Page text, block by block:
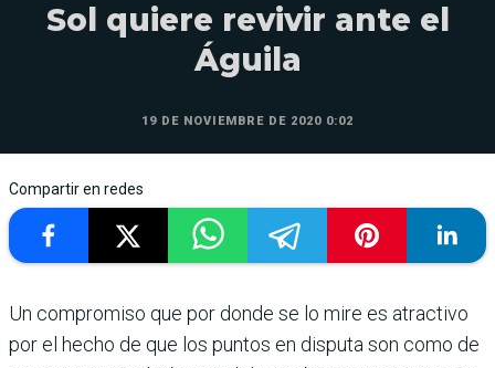
Sol quiere revivir ante el
Águila
19 DE NOVIEMBRE DE 2020 0:02
Compartir en redes
Un compromiso que por donde se lo mire es atractivo
por el hecho de que los pun­tos en disputa son como de